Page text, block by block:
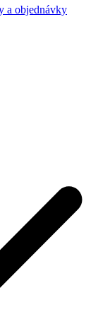
a objednávky